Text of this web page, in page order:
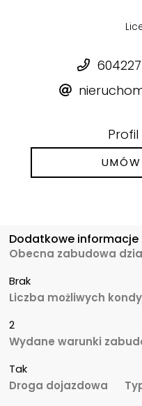
Dodatkowe informacje
Obecna zabudowa
Brak
Liczba możliwych
2
Wydane warunki
Tak
Droga dojazdowa